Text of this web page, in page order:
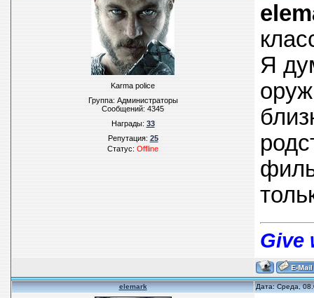
Karma police
Группа: Администраторы
Сообщений:4345
Награды:33
Репутация:25
Статус:Offline
Я
Give
elemark Дата: Среда,